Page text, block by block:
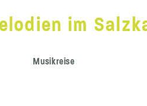
im
Musikreise